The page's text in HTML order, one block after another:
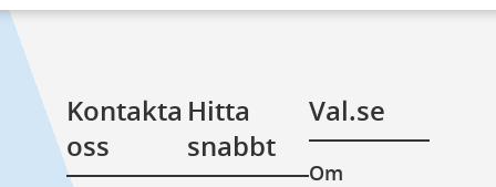
Kontakta
oss
Hitta
snabbt
Val.se
Om